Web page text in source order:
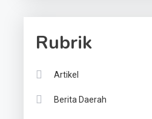
Rubrik
Artikel
Berita Daerah